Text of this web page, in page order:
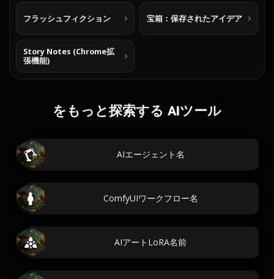
フラッシュフィクション 宝箱：保存されたアイデア
Story Notes (Chrome拡
張機能)
をもっと探索する AIツール
AIエージェント名
ComfyUIワークフロー名
AIアートLoRA名前